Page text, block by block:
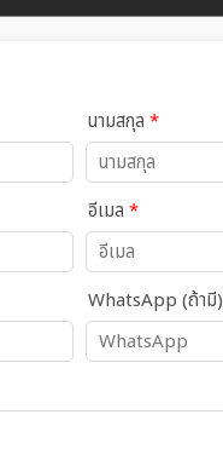
นามสกุล *
อีเมล *
WhatsApp (ถ้ามี)